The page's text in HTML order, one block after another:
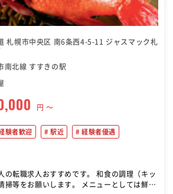
札幌市中央区 南6条西4-5-11 ジャスマック札
南北線 すすきの駅
円 〜
験者歓迎 駅近 経験者優遇
人おすすめです。 和食の調理（キッ
掃等をお願いします。 メニューとしては鮮魚